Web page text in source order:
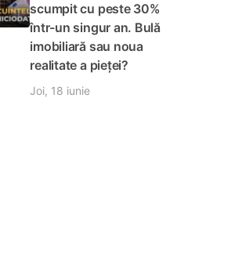
scumpit cu peste 30%
într-un singur an. Bulă
imobiliară sau noua
realitate a pieței?
Joi, 18 iunie